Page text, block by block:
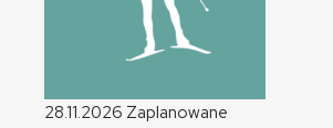
28.11.2026 Zaplanowane